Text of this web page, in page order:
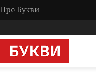
Про Букви